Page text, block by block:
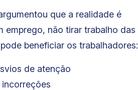
que a realidade é
emprego, não tirar trabalho das
beneficiar os trabalhadores:
de atenção